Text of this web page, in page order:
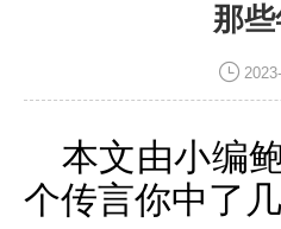
那
本文由小编
个传言你中了